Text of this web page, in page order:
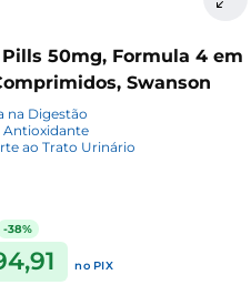
50mg, Formula 4 em
Swanson
na Digestão
Antioxidante
ao Trato Urinário
-38%
no PIX